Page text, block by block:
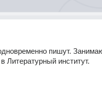
пишут.
Литературный институт.